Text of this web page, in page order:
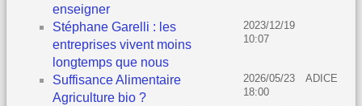
enseigner
Stéphane Garelli : les
entreprises vivent moins
longtemps que nous
2023/12/19
10:07
Suffisance Alimentaire
Agriculture bio ?
2026/05/23
18:00
ADICE